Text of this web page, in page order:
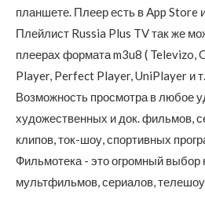
планшете. Плеер есть в App Store
Плейлист Russia Plus TV так же
плеерах формата m3u8 ( Televizo,
Player, Perfect Player, UniPlayer и
Возможность просмотра в любое
художественных и док. фильмов,
клипов, ток-шоу, спортивных
Фильмотека - это огромный
мультфильмов, сериалов,